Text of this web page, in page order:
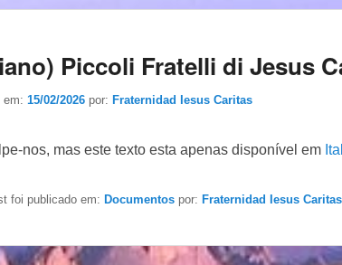
Piccoli Fratelli di Jesus
em: 15/02/2026 por: Fraternidad Iesus Caritas
nos, mas este texto esta apenas disponível em
foi publicado em: Documentos por: Fraternidad Iesus Caritas